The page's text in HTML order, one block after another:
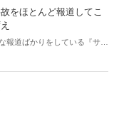
ター・梶原がお送りする時事
をほとんど報道してこ
報道ばかりをしている『サン